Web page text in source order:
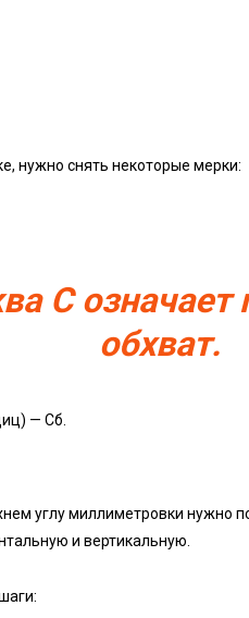
нужно снять некоторые мерки:
С означает
обхват.
— Сб.
углу миллиметровки нужно
и вертикальную.